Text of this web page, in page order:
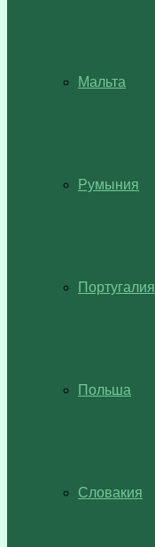
Мальта
Румыния
Португалия
Польша
Словакия